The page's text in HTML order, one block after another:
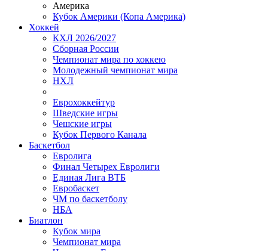
Америка
Кубок Америки (Копа Америка)
Хоккей
КХЛ 2026/2027
Сборная России
Чемпионат мира по хоккею
Молодежный чемпионат мира
НХЛ
Еврохоккейтур
Шведские игры
Чешские игры
Кубок Первого Канала
Баскетбол
Евролига
Финал Четырех Евролиги
Единая Лига ВТБ
Евробаскет
ЧМ по баскетболу
НБА
Биатлон
Кубок мира
Чемпионат мира